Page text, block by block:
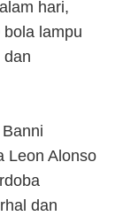
hari,
lampu
dan
Leon Alonso
dan